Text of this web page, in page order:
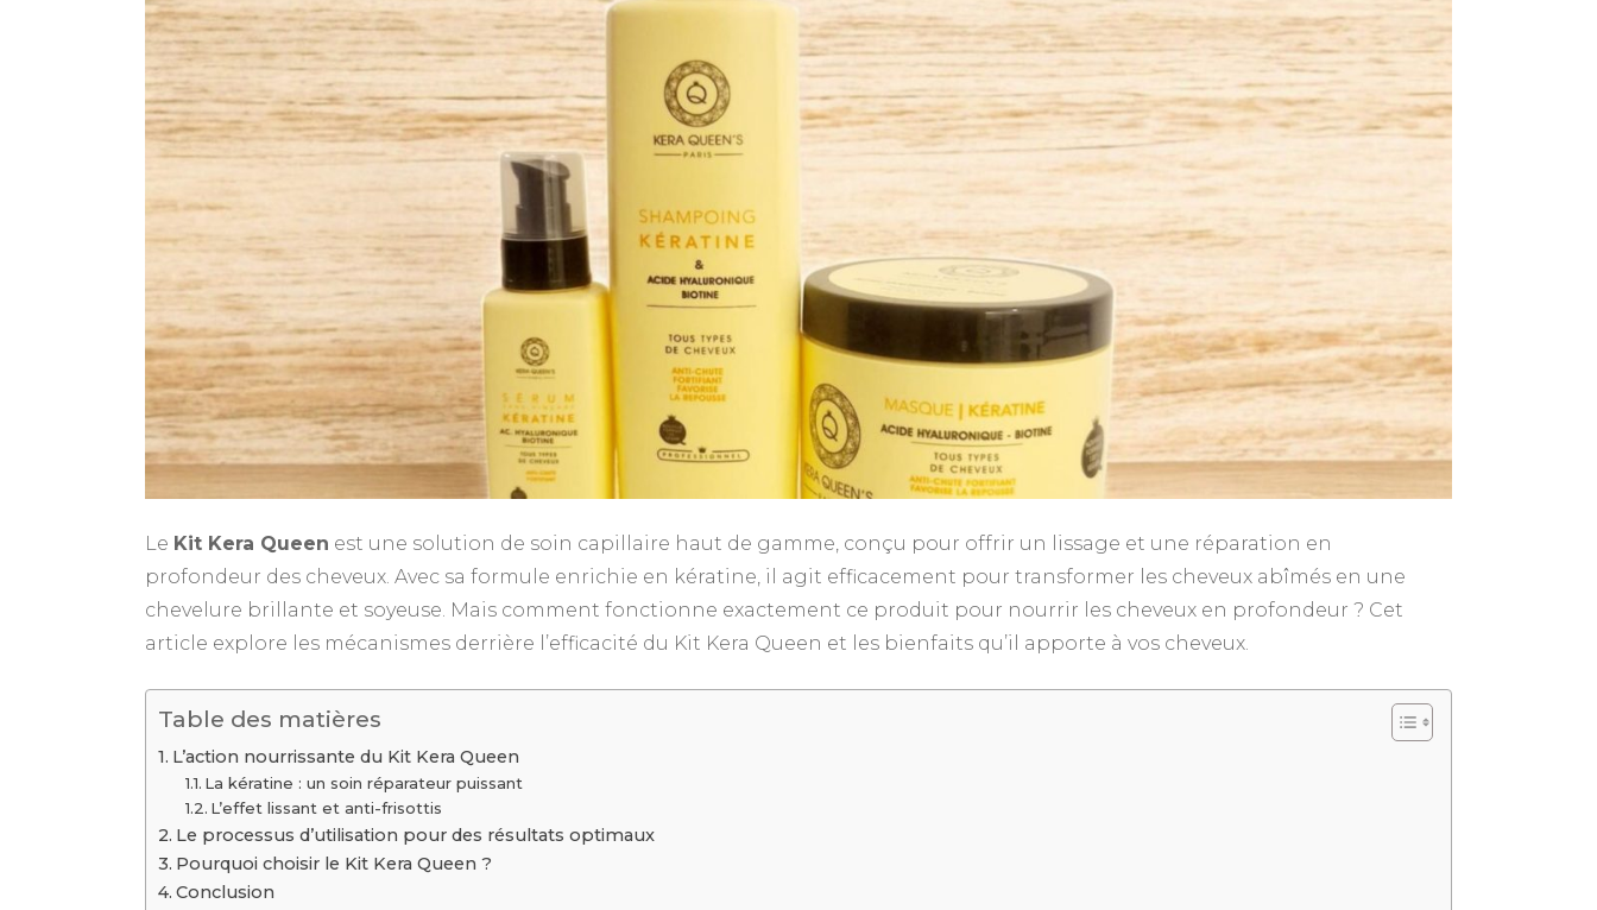
Le Kit Kera Queen est une solution de soin capillaire haut de gamme, conçu pour offrir un lissage et une réparation en
profondeur des cheveux. Avec sa formule enrichie en kératine, il agit efficacement pour transformer les cheveux abîmés en une
chevelure brillante et soyeuse. Mais comment fonctionne exactement ce produit pour nourrir les cheveux en profondeur ? Cet
article explore les mécanismes derrière l’efficacité du Kit Kera Queen et les bienfaits qu’il apporte à vos cheveux.
Table des matières
L’action nourrissante du Kit Kera Queen
La kératine : un soin réparateur puissant
L’effet lissant et anti-frisottis
Le processus d’utilisation pour des résultats optimaux
Pourquoi choisir le Kit Kera Queen ?
Conclusion